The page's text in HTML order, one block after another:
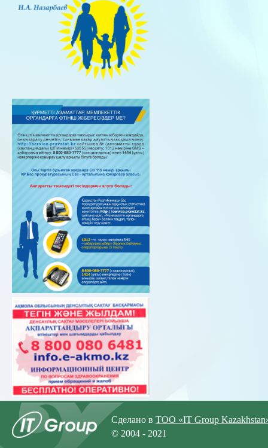
Сделано в ТОО «IT Group
© 2004 - 2021